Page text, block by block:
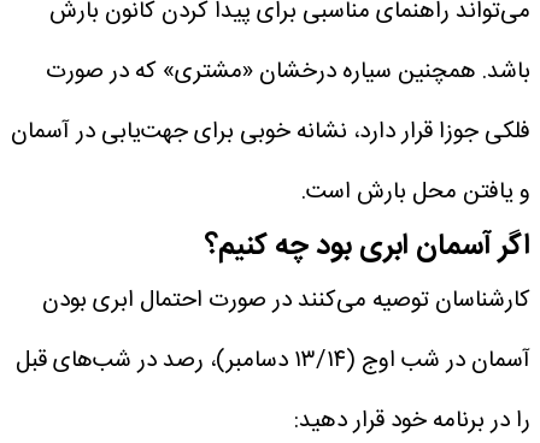
می‌تواند راهنمای مناسبی برای پیدا کردن کانون بارش
باشد. همچنین سیاره درخشان «مشتری» که در صورت
فلکی جوزا قرار دارد، نشانه خوبی برای جهت‌یابی در آسمان
و یافتن محل بارش است.
اگر آسمان ابری بود چه کنیم؟
کارشناسان توصیه می‌کنند در صورت احتمال ابری بودن
آسمان در شب اوج (۱۳/۱۴ دسامبر)، رصد در شب‌های قبل
را در برنامه خود قرار دهید: